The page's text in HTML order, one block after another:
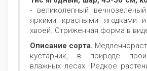
- великолепный
яркими красными ягодками
хвоей. Стриженная форма в
Описание сорта.
кустарник, в природе
влажных лесах. Редкое